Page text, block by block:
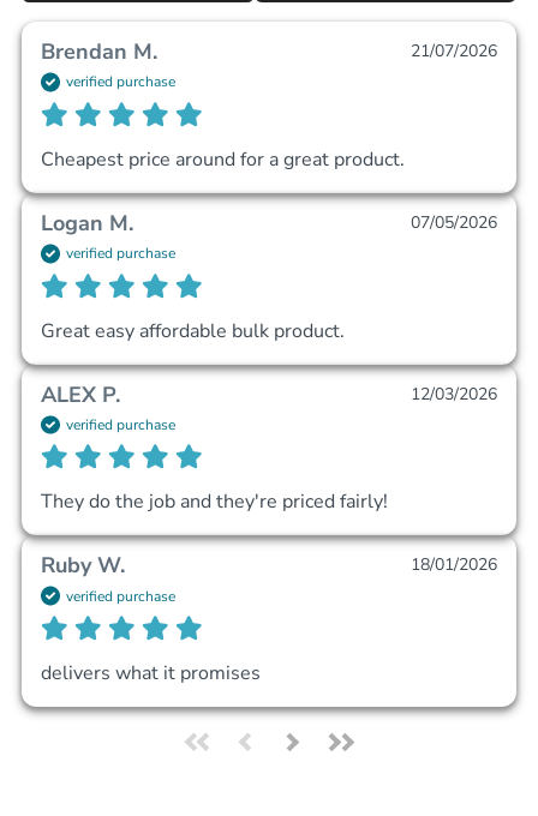
Brendan M. 21/07/2026
verified purchase
Cheapest price around for a great product.
Logan M. 07/05/2026
verified purchase
Great easy affordable bulk product.
ALEX P. 12/03/2026
verified purchase
They do the job and they're priced fairly!
Ruby W. 18/01/2026
verified purchase
delivers what it promises